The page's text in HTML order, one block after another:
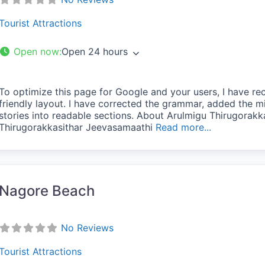
Attractions
Open now:Open 24 hours
optimize this page for Google and your users, I have
layout. I have corrected the grammar, added the
into readable sections. About Arulmigu
Jeevasamaathi Read more...
Beach
No Reviews
Attractions